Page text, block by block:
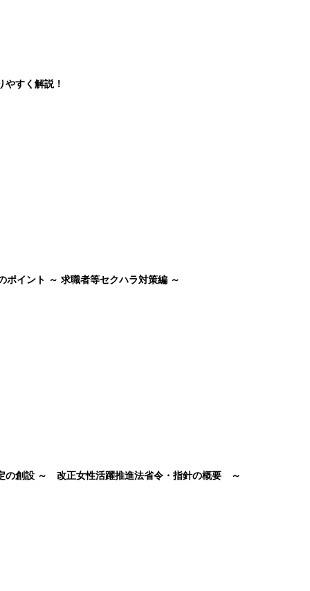
やすく解説！
ポイント ～ 求職者等セクハラ対策編 ～
の創設 ～ 改正女性活躍推進法省令・指針の概要 ～